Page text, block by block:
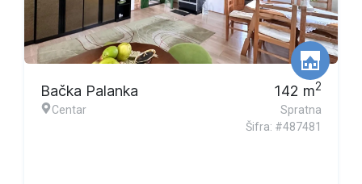
Bačka Palanka
Centar
142 m2
Spratna
Šifra: #487481